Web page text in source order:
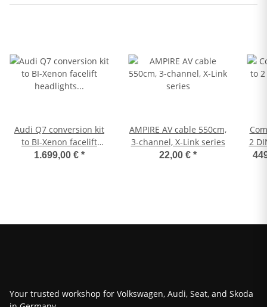
Audi Q7 conversion kit
to BI-Xenon facelift
headlights with LED
1.699,00 € *
AMPIRE AV cable 550cm,
3-channel, X-Link series
22,00 € *
2
Your trusted workshop for Volkswagen, Audi, Seat, and Skoda